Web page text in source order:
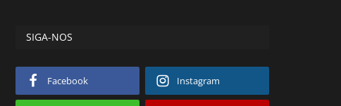
SIGA-NOS
Facebook Instagram